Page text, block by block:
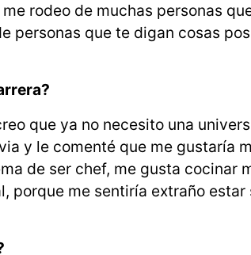
rodeo de muchas personas
personas que te digan cosas
que ya no necesito una
y le comenté que me gustaría
de ser chef, me gusta cocinar
me sentiría extraño estar